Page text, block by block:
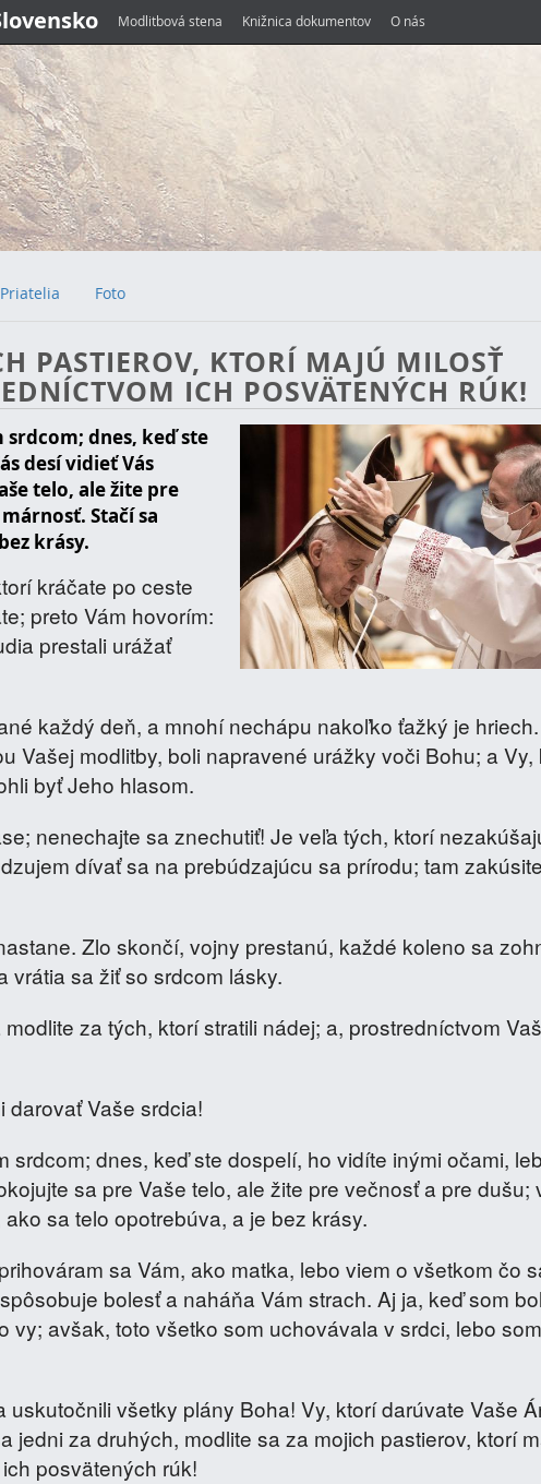
Modlitbová stena Knižnica dokumentov O nás
Priatelia Foto
PASTIEROV, KTORÍ MAJÚ MILOSŤ
ICH POSVÄTENÝCH RÚK!
dnes, keď ste
desí vidieť Vás
telo, ale žite pre
Stačí sa
krásy.
kráčate po ceste
preto Vám hovorím:
prestali urážať
každý deň, a mnohí nechápu nakoľko ťažký je
Vašej modlitby, boli napravené urážky voči Bohu; a Vy,
byť Jeho hlasom.
nenechajte sa znechutiť! Je veľa tých, ktorí
dívať sa na prebúdzajúcu sa prírodu; tam
Zlo skončí, vojny prestanú, každé koleno sa
vrátia sa žiť so srdcom lásky.
za tých, ktorí stratili nádej; a, prostredníctvom
darovať Vaše srdcia!
srdcom; dnes, keď ste dospelí, ho vidíte inými očami,
sa pre Vaše telo, ale žite pre večnosť a pre dušu;
sa telo opotrebúva, a je bez krásy.
sa Vám, ako matka, lebo viem o všetkom čo
bolesť a naháňa Vám strach. Aj ja, keď som
vy; avšak, toto všetko som uchovávala v srdci, lebo
uskutočnili všetky plány Boha! Vy, ktorí darúvate Vaše
jedni za druhých, modlite sa za mojich pastierov, ktorí
posvätených rúk!